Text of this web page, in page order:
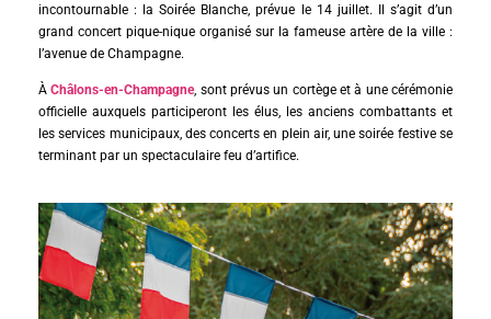
incontournable : la Soirée Blanche, prévue le 14 juillet. Il s’agit d’un
grand concert pique-nique organisé sur la fameuse artère de la ville :
l’avenue de Champagne.
ÀChâlons-en-Champagne, sont prévus un cortège et à une cérémonie
officielle auxquels participeront les élus, les anciens combattants et
les services municipaux, des concerts en plein air, une soirée festive se
terminant par un spectaculaire feu d’artifice.